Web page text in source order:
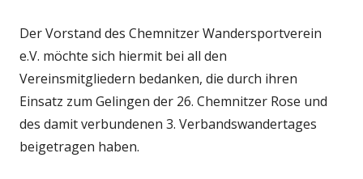
Der Vorstand des Chemnitzer Wandersportverein
e.V. möchte sich hiermit bei all den
Vereinsmitgliedern bedanken, die durch ihren
Einsatz zum Gelingen der 26. Chemnitzer Rose und
des damit verbundenen 3. Verbandswandertages
beigetragen haben.